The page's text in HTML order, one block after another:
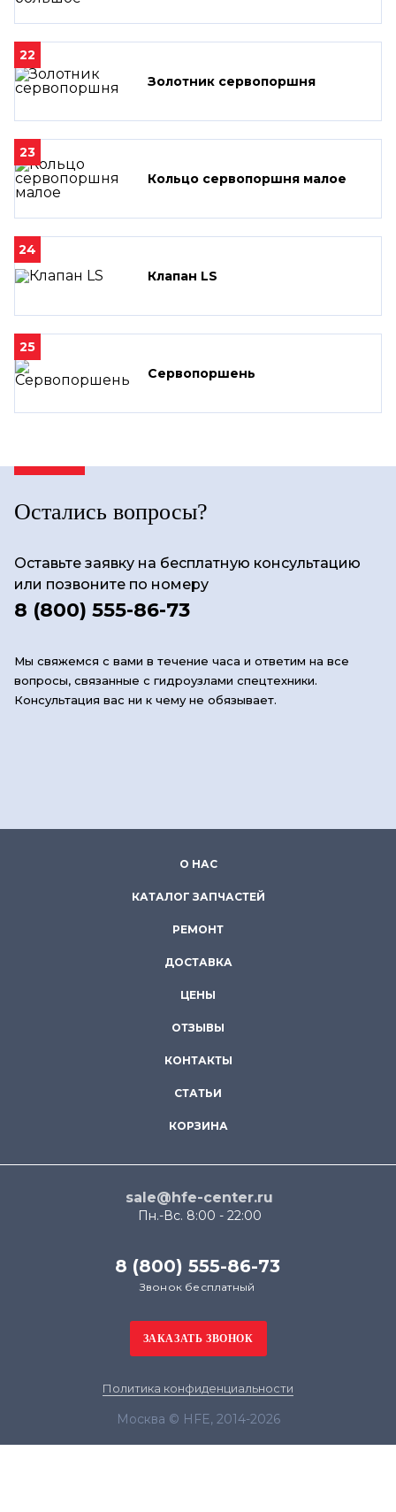
22
Золотник сервопоршня
23
Кольцо сервопоршня малое
24
Клапан LS
25
Сервопоршень
Остались вопросы?
Оставьте заявку на бесплатную консультацию
или позвоните по номеру
8 (800) 555-86-73
Мы свяжемся с вами в течение часа и ответим на все
вопросы, связанные с гидроузлами спецтехники.
Консультация вас ни к чему не обязывает.
О НАС
КАТАЛОГ ЗАПЧАСТЕЙ
РЕМОНТ
ДОСТАВКА
ЦЕНЫ
ОТЗЫВЫ
КОНТАКТЫ
СТАТЬИ
КОРЗИНА
sale@hfe-center.ru
Пн.-Вс. 8:00 - 22:00
8 (800) 555-86-73
Звонок бесплатный
Политика конфиденциальности
Москва © HFE, 2014-2026